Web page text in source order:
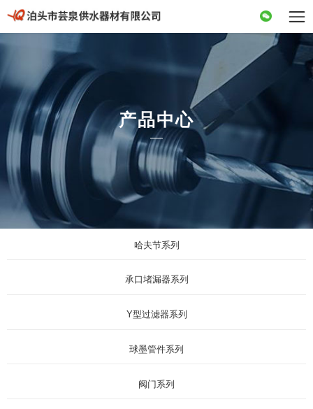
产品中心
哈夫节系列
承口堵漏器系列
Y型过滤器系列
球墨管件系列
阀门系列